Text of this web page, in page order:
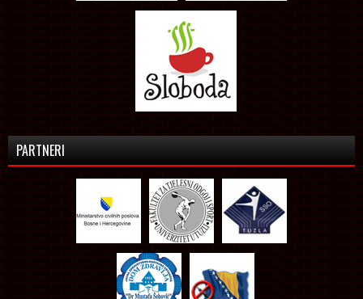
PARTNERI